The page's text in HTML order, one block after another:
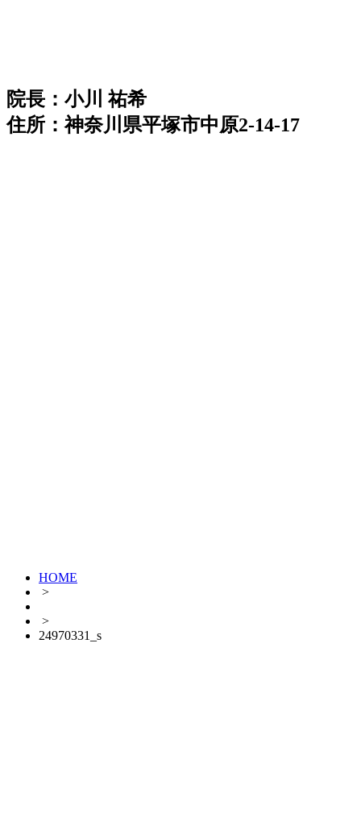
院長：小川 祐希
住所：神奈川県平塚市中原2-14-17
HOME
>
>
24970331_s